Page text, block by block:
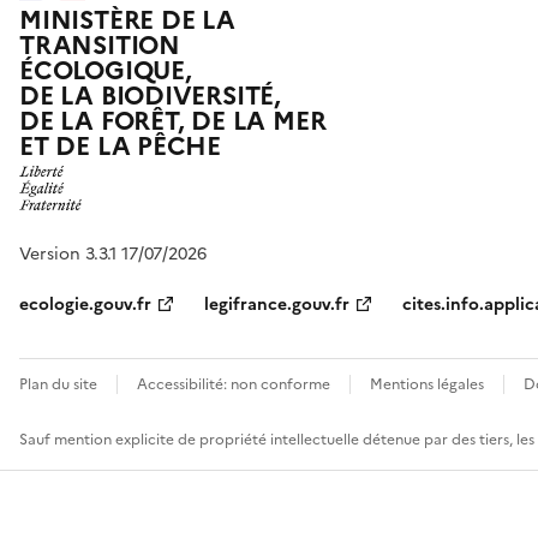
MINISTÈRE DE LA
TRANSITION
ÉCOLOGIQUE,
DE LA BIODIVERSITÉ,
DE LA FORÊT, DE LA MER
ET DE LA PÊCHE
Version 3.3.1 17/07/2026
ecologie.gouv.fr
legifrance.gouv.fr
Plan du site Accessibilité: non conforme Mentions légales
Sauf mention explicite de propriété intellectuelle détenue par des tiers,